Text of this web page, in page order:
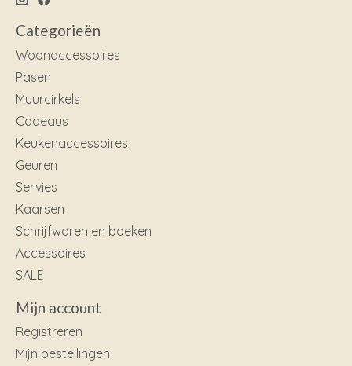
Categorieën
Woonaccessoires
Pasen
Muurcirkels
Cadeaus
Keukenaccessoires
Geuren
Servies
Kaarsen
Schrijfwaren en boeken
Accessoires
SALE
Mijn account
Registreren
Mijn bestellingen